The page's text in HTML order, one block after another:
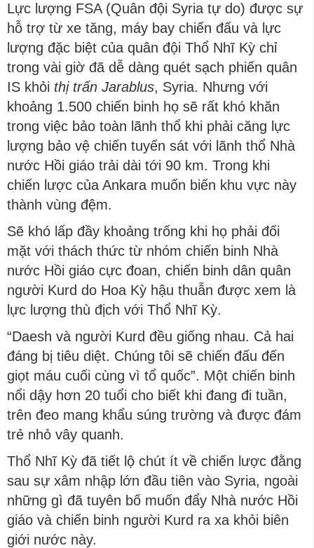
Lực lượng FSA (Quân đội Syria tự do) được sự
hỗ trợ từ xe tăng, máy bay chiến đấu và lực
lượng đặc biệt của quân đội Thổ Nhĩ Kỳ chỉ
trong vài giờ đã dễ dàng quét sạch phiến quân
IS khỏi thị trấn Jarablus, Syria. Nhưng với
khoảng 1.500 chiến binh họ sẽ rất khó khăn
trong việc bảo toàn lãnh thổ khi phải căng lực
lượng bảo vệ chiến tuyến sát với lãnh thổ Nhà
nước Hồi giáo trải dài tới 90 km. Trong khi
chiến lược của Ankara muốn biến khu vực này
thành vùng đệm.
Sẽ khó lấp đầy khoảng trống khi họ phải đối
mặt với thách thức từ nhóm chiến binh Nhà
nước Hồi giáo cực đoan, chiến binh dân quân
người Kurd do Hoa Kỳ hậu thuẫn được xem là
lực lượng thù địch với Thổ Nhĩ Kỳ.
“Daesh và người Kurd đều giống nhau. Cả hai
đáng bị tiêu diệt. Chúng tôi sẽ chiến đấu đến
giọt máu cuối cùng vì tổ quốc”. Một chiến binh
nổi dậy hơn 20 tuổi cho biết khi đang đi tuần,
trên đeo mang khẩu súng trường và được đám
trẻ nhỏ vây quanh.
Thổ Nhĩ Kỳ đã tiết lộ chút ít về chiến lược đằng
sau sự xâm nhập lớn đầu tiên vào Syria, ngoài
những gì đã tuyên bố muốn đẩy Nhà nước Hồi
giáo và chiến binh người Kurd ra xa khỏi biên
giới nước này.